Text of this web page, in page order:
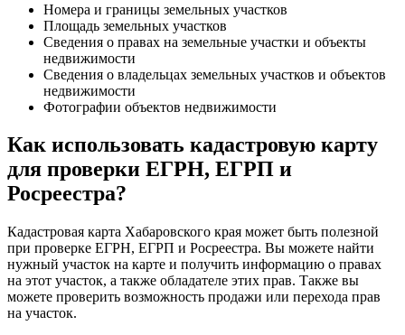
Номера и границы земельных участков
Площадь земельных участков
Сведения о правах на земельные участки и объекты
недвижимости
Сведения о владельцах земельных участков и объектов
недвижимости
Фотографии объектов недвижимости
Как использовать кадастровую карту
для проверки ЕГРН, ЕГРП и
Росреестра?
Кадастровая карта Хабаровского края может быть полезной
при проверке ЕГРН, ЕГРП и Росреестра. Вы можете найти
нужный участок на карте и получить информацию о правах
на этот участок, а также обладателе этих прав. Также вы
можете проверить возможность продажи или перехода прав
на участок.